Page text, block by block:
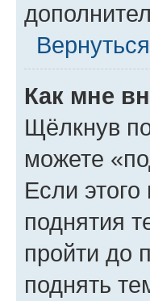
Как мне
Щёлкнув
можете
Если этого
поднятия
пройти до
поднять